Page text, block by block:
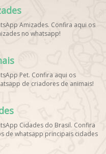
Amizades. Confira aqui os
no whatsapp!
Pet. Confira aqui os
de criadores de animais!
Cidades do Brasil. Confira
de whatsapp principais cidades